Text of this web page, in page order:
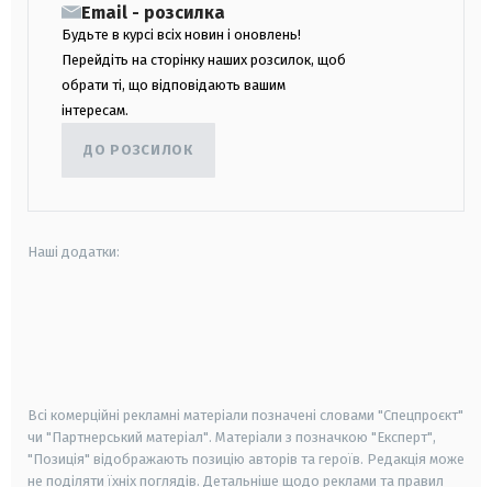
Email - розсилка
Будьте в курсі всіх новин і оновлень!
Перейдіть на сторінку наших розсилок, щоб
обрати ті, що відповідають вашим
інтересам.
ДО РОЗСИЛОК
Наші додатки:
Всі комерційні рекламні матеріали позначені словами "Спецпроєкт"
чи "Партнерський матеріал". Матеріали з позначкою "Експерт",
"Позиція" відображають позицію авторів та героїв. Редакція може
не поділяти їхніх поглядів. Детальніше щодо реклами та правил